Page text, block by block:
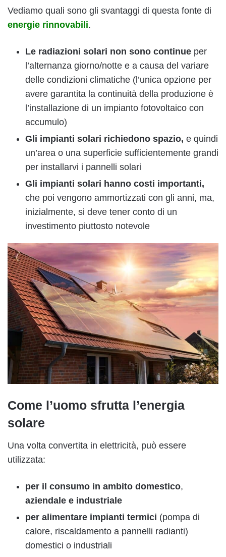
Vediamo quali sono gli svantaggi di questa fonte di
energie rinnovabili.
Le radiazioni solari non sono continue per
l’alternanza giorno/notte e a causa del variare
delle condizioni climatiche (l’unica opzione per
avere garantita la continuità della produzione è
l’installazione di un impianto fotovoltaico con
accumulo)
Gli impianti solari richiedono spazio, e quindi
un’area o una superficie sufficientemente grandi
per installarvi i pannelli solari
Gli impianti solari hanno costi importanti,
che poi vengono ammortizzati con gli anni, ma,
inizialmente, si deve tener conto di un
investimento piuttosto notevole
Come l’uomo sfrutta l’energia
solare
Una volta convertita in elettricità, può essere
utilizzata:
per il consumo in ambito domestico,
aziendale e industriale
per alimentare impianti termici (pompa di
calore, riscaldamento a pannelli radianti)
domestici o industriali